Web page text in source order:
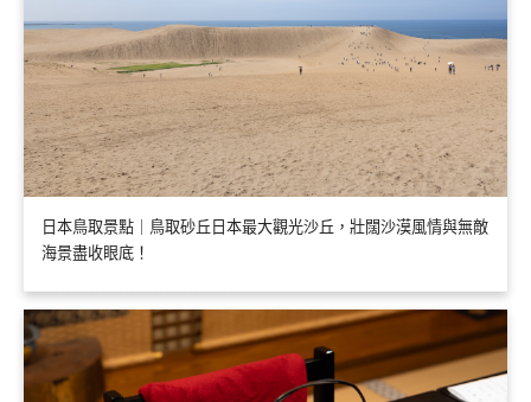
日本鳥取景點｜鳥取砂丘日本最大觀光沙丘，壯闊沙漠風情與無敵
海景盡收眼底！